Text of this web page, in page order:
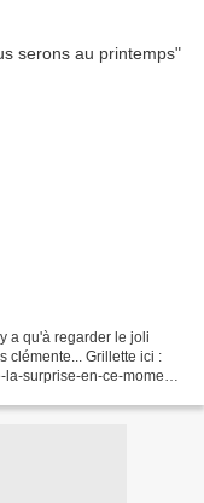
a qu'à regarder le joli
clémente... Grillette ici :
surprise-en-ce-moment-